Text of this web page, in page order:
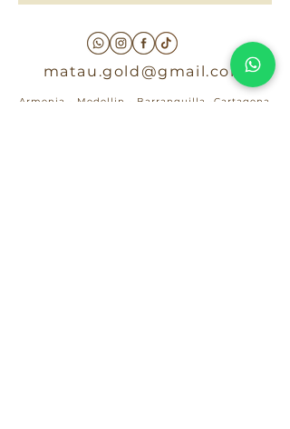
matau.gold@gmail.com
Armenia - Medellin - Barranquilla -Cartagena